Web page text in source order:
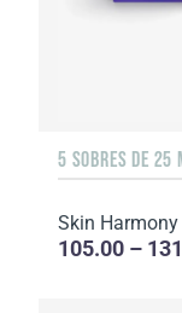
5 SOBRES DE 25
Skin
105.00 –